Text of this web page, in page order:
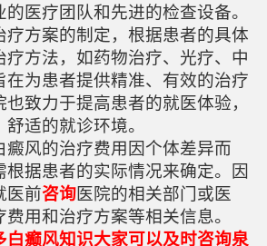
医疗团队和先进的检查设备。
疗方案的制定，根据患者的具体
疗方法，如药物治疗、光疗、中
在为患者提供精准、有效的治疗
致力于提高患者的就医体验，
适的就诊环境。
癜风的治疗费用因个体差异而
根据患者的实际情况来确定。因
医前咨询医院的相关部门或医
用和治疗方案等相关信息。
癫风知识大家可以及时咨询泉